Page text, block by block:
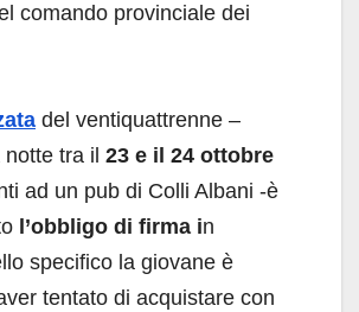
comando provinciale dei
del ventiquattrenne –
tra il 23 e il 24 ottobre
ad un pub di Colli Albani -è
l’obbligo di firma in
specifico la giovane è
tentato di acquistare con